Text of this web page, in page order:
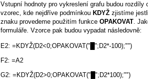
Vstupní hodnoty pro vykreslení grafu budou rozdíly
vzorec, kde nejdříve podmínkou KDYŽ zjistíme
znaku provedeme použitím funkce OPAKOVAT.
formuláře. Vzorce pak budou vypadat následovně:
E2: =KDYŽ(D2<0;OPAKOVAT("█";D2*-100);"")
F2: =A2
G2: =KDYŽ(D2>0;OPAKOVAT("█";D2*100);"")